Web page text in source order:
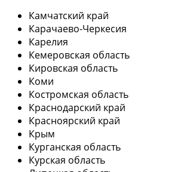
Камчатский край
Карачаево-Черкесия
Карелия
Кемеровская область
Кировская область
Коми
Костромская область
Краснодарский край
Красноярский край
Крым
Курганская область
Курская область